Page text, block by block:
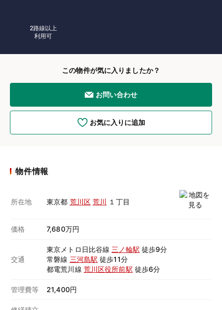
2路線以上
利用可
この物件が気に入りましたか？
お問い合わせ
お気に入りに追加
物件情報
所在地 東京都 荒川区 荒川 １丁目
価格 7,680万円
交通
東京メトロ日比谷線 三ノ輪駅 徒歩9分
常磐線 三河島駅 徒歩11分
都電荒川線 荒川区役所前駅 徒歩6分
管理費等 21,400円